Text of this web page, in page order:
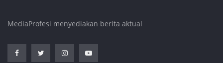
MediaProfesi menyediakan berita aktual